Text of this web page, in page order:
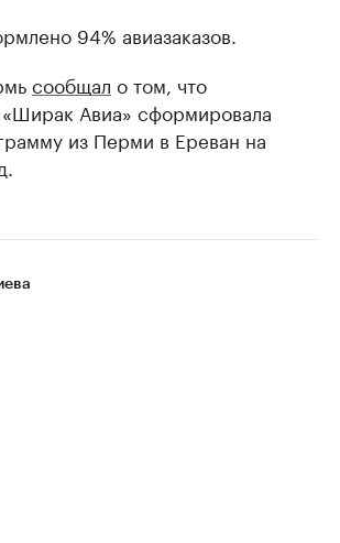
94% авиазаказов.
сообщал о том, что
Авиа» сформировала
из Перми в Ереван на